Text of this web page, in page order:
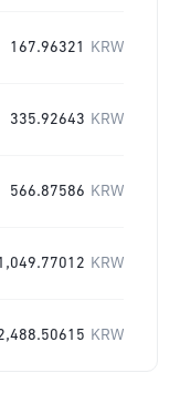
167.96321 KRW
335.92643 KRW
566.87586 KRW
KRW
KRW